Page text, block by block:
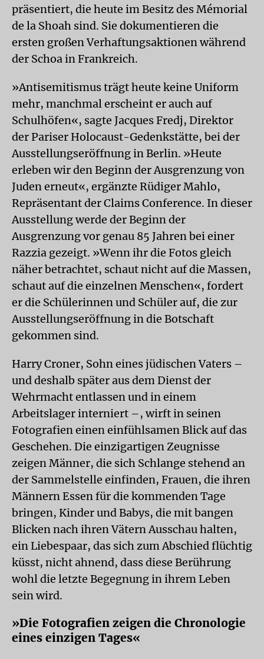
präsentiert, die heute im Besitz des Mémorial
de la Shoah sind. Sie dokumentieren die
ersten großen Verhaftungsaktionen während
der Schoa in Frankreich.
»Antisemitismus trägt heute keine Uniform
mehr, manchmal erscheint er auch auf
Schulhöfen«, sagte Jacques Fredj, Direktor
der Pariser Holocaust-Gedenkstätte, bei der
Ausstellungseröffnung in Berlin. »Heute
erleben wir den Beginn der Ausgrenzung von
Juden erneut«, ergänzte Rüdiger Mahlo,
Repräsentant der Claims Conference. In dieser
Ausstellung werde der Beginn der
Ausgrenzung vor genau 85 Jahren bei einer
Razzia gezeigt. »Wenn ihr die Fotos gleich
näher betrachtet, schaut nicht auf die Massen,
schaut auf die einzelnen Menschen«, fordert
er die Schülerinnen und Schüler auf, die zur
Ausstellungseröffnung in die Botschaft
gekommen sind.
Harry Croner, Sohn eines jüdischen Vaters –
und deshalb später aus dem Dienst der
Wehrmacht entlassen und in einem
Arbeitslager interniert –, wirft in seinen
Fotografien einen einfühlsamen Blick auf das
Geschehen. Die einzigartigen Zeugnisse
zeigen Männer, die sich Schlange stehend an
der Sammelstelle einfinden, Frauen, die ihren
Männern Essen für die kommenden Tage
bringen, Kinder und Babys, die mit bangen
Blicken nach ihren Vätern Ausschau halten,
ein Liebespaar, das sich zum Abschied flüchtig
küsst, nicht ahnend, dass diese Berührung
wohl die letzte Begegnung in ihrem Leben
sein wird.
»Die Fotografien zeigen die Chronologie
eines einzigen Tages«